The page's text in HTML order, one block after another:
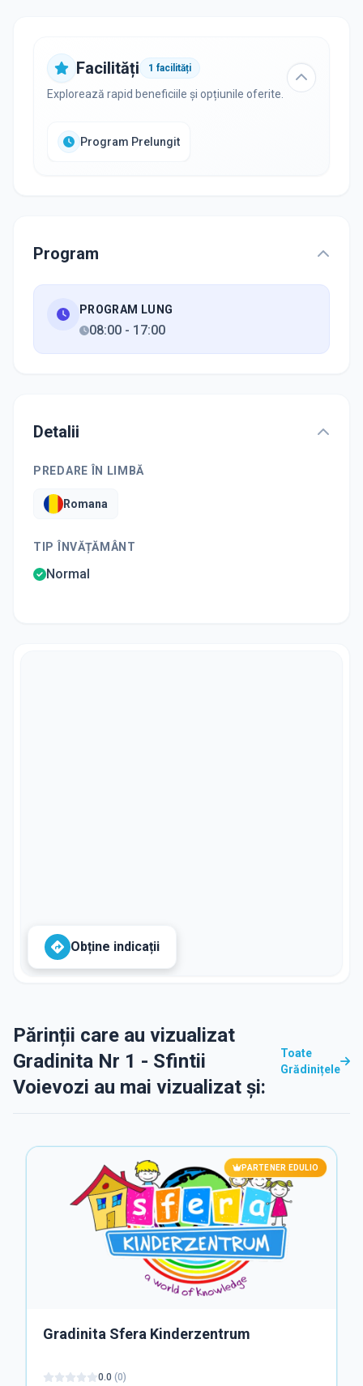
Facilități 1 facilități
Explorează rapid beneficiile și opțiunile oferite.
Program Prelungit
Program
PROGRAM LUNG
08:00 - 17:00
Detalii
PREDARE ÎN LIMBĂ
Romana
TIP ÎNVĂȚĂMÂNT
Normal
Obține indicații
Părinții care au vizualizat
Gradinita Nr 1 - Sfintii
Voievozi au mai vizualizat și:
Toate
Grădinițele
PARTENER EDULIO
Gradinita Sfera Kinderzentrum
0.0 (0)